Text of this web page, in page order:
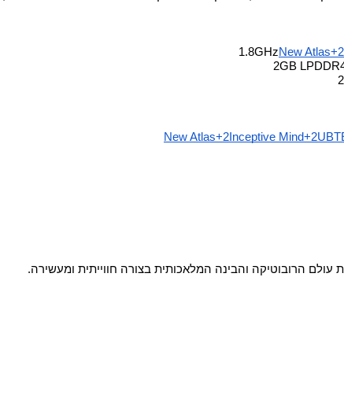
New
New Atlas+2Inceptive